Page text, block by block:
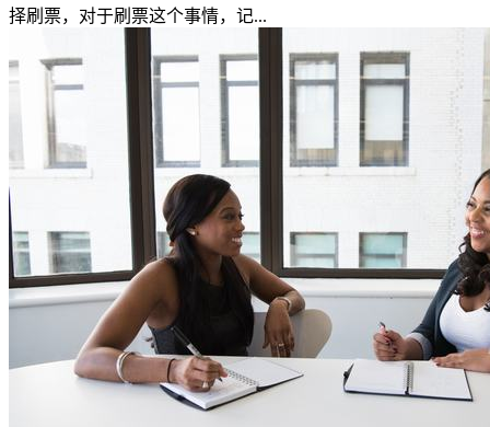
择刷票，对于刷票这个事情，记...